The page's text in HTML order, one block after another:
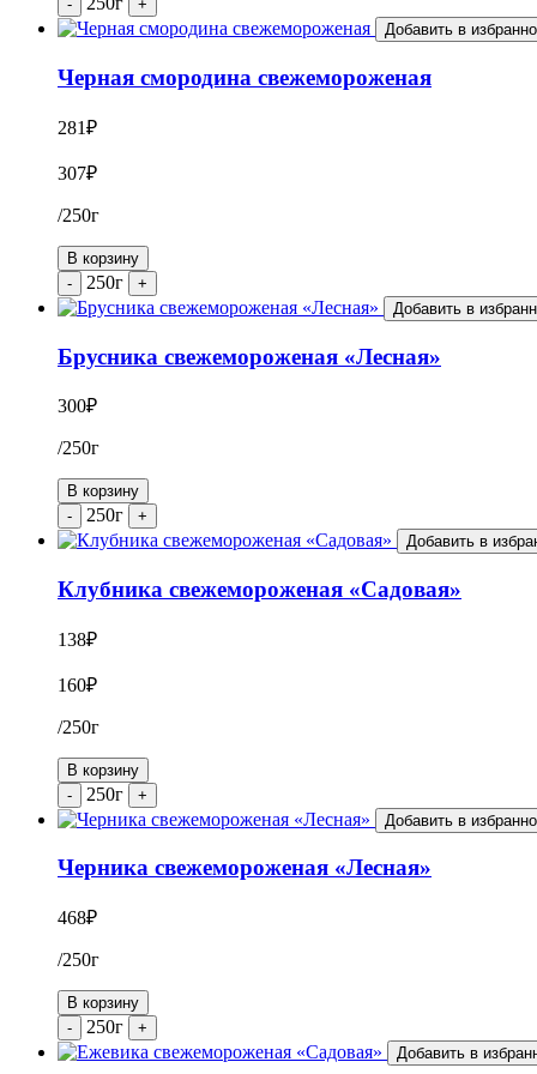
-
+
Добавить в
Черная смородина свежемороженая
281₽
307₽
/250г
В корзину
-
250г
+
Добавить в
Брусника свежемороженая «Лесная»
300₽
/250г
В корзину
-
250г
+
Добавить в
Клубника свежемороженая «Садовая»
138₽
160₽
/250г
В корзину
-
250г
+
Добавить в
Черника свежемороженая «Лесная»
468₽
/250г
В корзину
-
250г
+
Добавить в